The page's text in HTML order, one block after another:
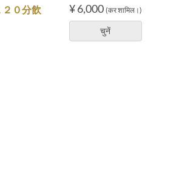
¥ 6,000 (कर शामिल।)
चुनें
０分飲